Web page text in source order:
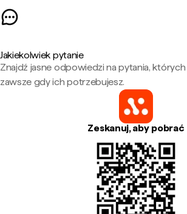
Jakiekolwiek pytanie
Znajdź jasne odpowiedzi na pytania,
zawsze gdy ich potrzebujesz.
Zeskanuj, aby pobrać